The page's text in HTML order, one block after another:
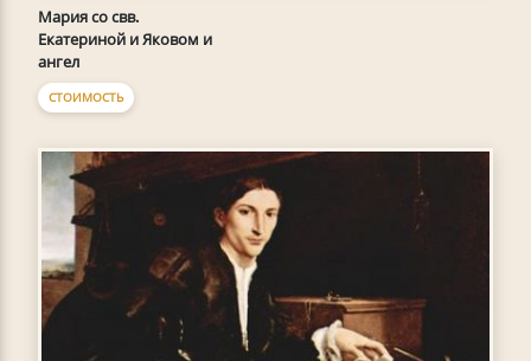
Мария со свв.
Екатериной и Яковом и
ангел
СТОИМОСТЬ